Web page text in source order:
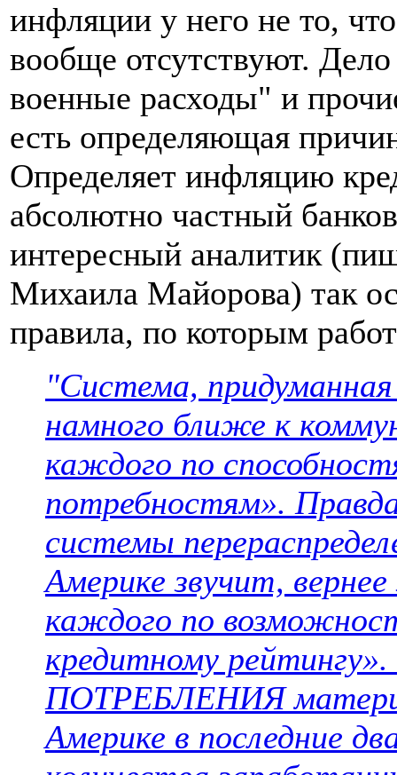
инфляции у него не то,
вообще отсутствуют.
военные расходы" и
есть определяющая
Определяет инфляцию
абсолютно частный
интересный аналитик
Михаила Майорова) так
правила, по которым
"Система,
намного ближе к
каждого по
потребностям».
системы
Америке звучит,
каждого по
кредитному
ПОТРЕБЛЕНИЯ
Америке в последние